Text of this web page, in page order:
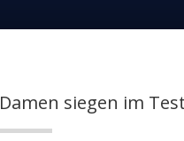
Damen siegen im